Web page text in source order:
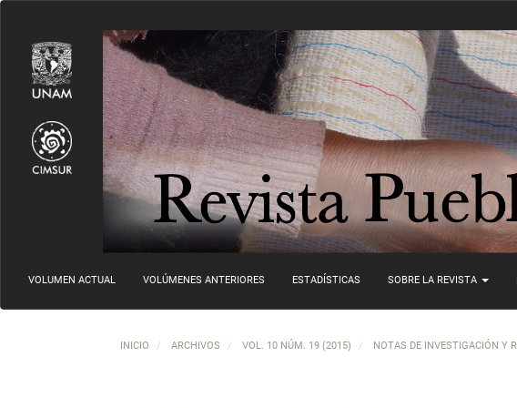
Contenido principal
Barra lateral
VOLUMEN ACTUAL VOLÚMENES ANTERIORES ESTADÍSTICAS SOBRE LA REVISTA
INICIO ARCHIVOS VOL. 10 NÚM. 19 (2015) NOTAS DE INVESTIGACIÓN Y